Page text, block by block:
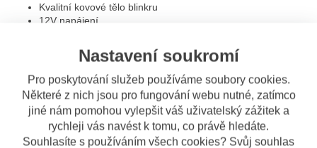
Nastavení soukromí
Pro poskytování služeb používáme soubory cookies.
Některé z nich jsou pro fungování webu nutné, zatímco
jiné nám pomohou vylepšit váš uživatelský zážitek a
rychleji vás navést k tomu, co právě hledáte.
Souhlasíte s používáním všech cookies? Svůj souhlas
Kvalitní kovové tělo blinkru
12V napájení
Připevnění šroubkem M8 x 20
V balení je pouze 1 ks!
Barva:
Tělo: černé
Sklíčko: čiré